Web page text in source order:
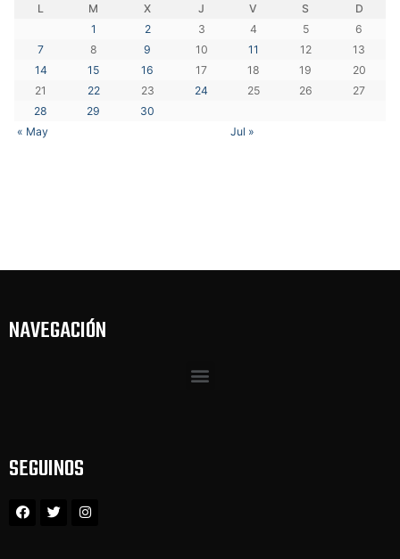
L M X J V S D
« May Jul »
1 2 3 4 5
6
7
8 9 10 11 12
13
14
15 16 17 18 19
20
21
22 23 24 25 26
27
28
29 30
NAVEGACIÓN
SEGUINOS